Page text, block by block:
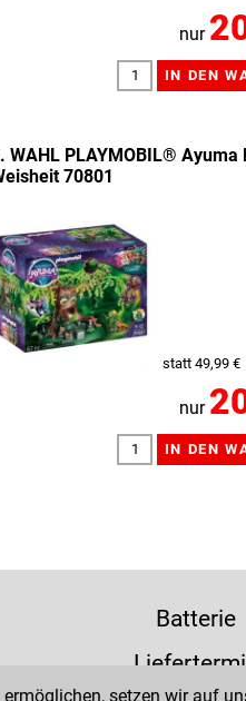
setzen wir auf
nur
WAHL PLAYMOBIL® Ayuma
70801
statt 49,99 €
nur
Batterie